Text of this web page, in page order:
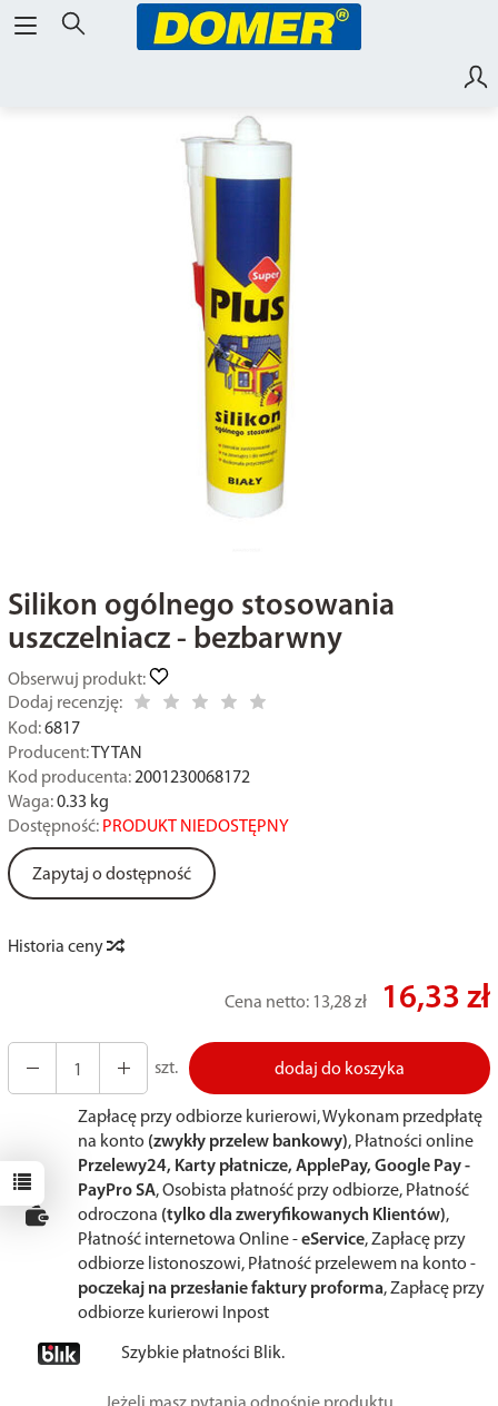
Silikon ogólnego stosowania
uszczelniacz - bezbarwny
Obserwuj produkt:
Dodaj recenzję:
Kod: 6817
Producent:TYTAN
Kod producenta: 2001230068172
Waga: 0.33 kg
Dostępność: PRODUKT NIEDOSTĘPNY
Zapytaj o dostępność
Historia ceny
Cena netto: 13,28 zł 16,33 zł
szt. dodaj do koszyka
Zapłacę przy odbiorze kurierowi, Wykonam przedpłatę
na konto (zwykły przelew bankowy), Płatności online
Przelewy24, Karty płatnicze, ApplePay, Google Pay -
PayPro SA, Osobista płatność przy odbiorze, Płatność
odroczona (tylko dla zweryfikowanych Klientów),
Płatność internetowa Online -eService, Zapłacę przy
odbiorze listonoszowi, Płatność przelewem na konto -
poczekaj na przesłanie faktury proforma, Zapłacę przy
odbiorze kurierowi Inpost
Szybkie płatności Blik.